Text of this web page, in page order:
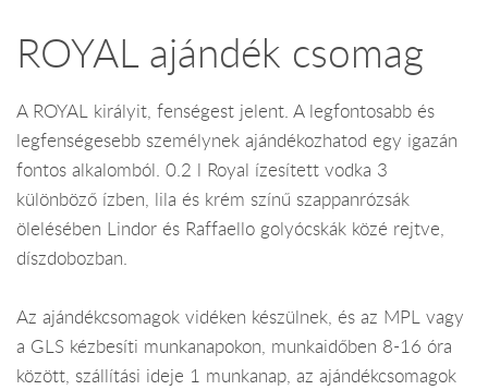
ROYAL ajándék csomag
A ROYAL királyit, fenségest jelent. A legfontosabb és
legfenségesebb személynek ajándékozhatod egy igazán
fontos alkalomból. 0.2 l Royal ízesített vodka 3
különböző ízben, lila és krém színű szappanrózsák
ölelésében Lindor és Raffaello golyócskák közé rejtve,
díszdobozban.
Az ajándékcsomagok vidéken készülnek, és az MPL vagy
a GLS kézbesíti munkanapokon, munkaidőben 8-16 óra
között, szállítási ideje 1 munkanap, az ajándékcsomagok